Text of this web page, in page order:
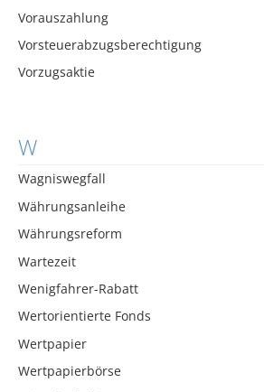
Vorauszahlung
Vorsteuerabzugsberechtigung
Vorzugsaktie
W
Wagniswegfall
Währungsanleihe
Währungsreform
Wartezeit
Wenigfahrer-Rabatt
Wertorientierte Fonds
Wertpapier
Wertpapierbörse